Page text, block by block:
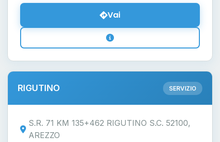
Vai
RIGUTINO SERVIZIO
S.R. 71 KM 135+462 RIGUTINO S.C. 52100,
AREZZO